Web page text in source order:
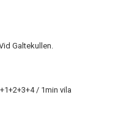
Galtekullen.
/ 1min vila